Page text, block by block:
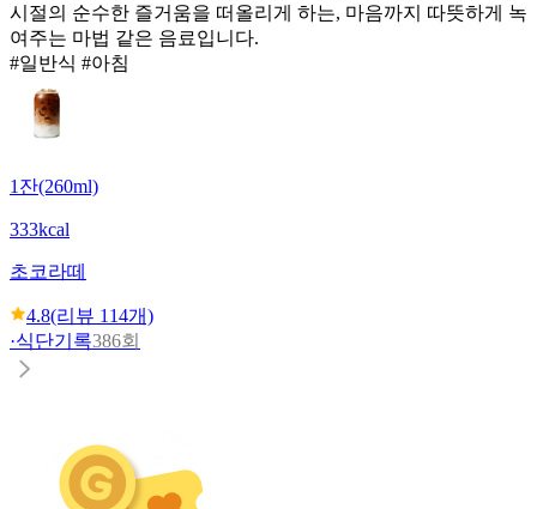
시절의 순수한 즐거움을 떠올리게 하는, 마음까지 따뜻하게 녹
여주는 마법 같은 음료입니다.
#일반식 #아침
1잔(260ml)
333kcal
초코라떼
4.8(리뷰 114개)
·식단기록386회